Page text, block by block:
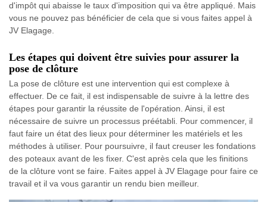
d'impôt qui abaisse le taux d'imposition qui va être appliqué. Mais
vous ne pouvez pas bénéficier de cela que si vous faites appel à
JV Elagage.
Les étapes qui doivent être suivies pour assurer la
pose de clôture
La pose de clôture est une intervention qui est complexe à
effectuer. De ce fait, il est indispensable de suivre à la lettre des
étapes pour garantir la réussite de l'opération. Ainsi, il est
nécessaire de suivre un processus préétabli. Pour commencer, il
faut faire un état des lieux pour déterminer les matériels et les
méthodes à utiliser. Pour poursuivre, il faut creuser les fondations
des poteaux avant de les fixer. C'est après cela que les finitions
de la clôture vont se faire. Faites appel à JV Elagage pour faire ce
travail et il va vous garantir un rendu bien meilleur.